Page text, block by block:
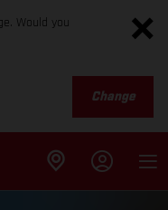
Would you
Change